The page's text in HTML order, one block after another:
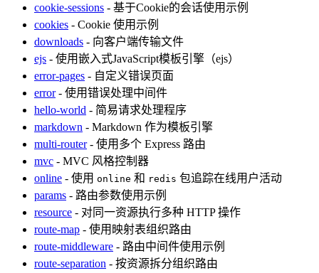
cookie-sessions - 基于Cookie的会话使用示例
cookies - Cookie 使用示例
downloads - 向客户端传输文件
ejs - 使用嵌入式JavaScript模板引擎（ejs）
error-pages - 自定义错误页面
error- 使用错误处理中间件
hello-world - 简易请求处理程序
markdown - Markdown 作为模板引擎
multi-router- 使用多个 Express 路由
mvc - MVC 风格控制器
online - 使用 online 和 redis 包追踪在线用户活动
params - 路由参数使用示例
resource - 对同一资源执行多种 HTTP 操作
route-map - 使用映射表组织路由
route-middleware - 路由中间件使用示例
route-separation - 按资源拆分组织路由